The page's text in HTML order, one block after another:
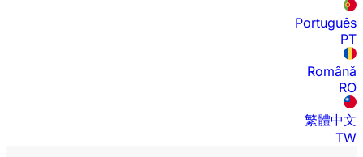
Português
PT
Română
RO
繁體中文
TW